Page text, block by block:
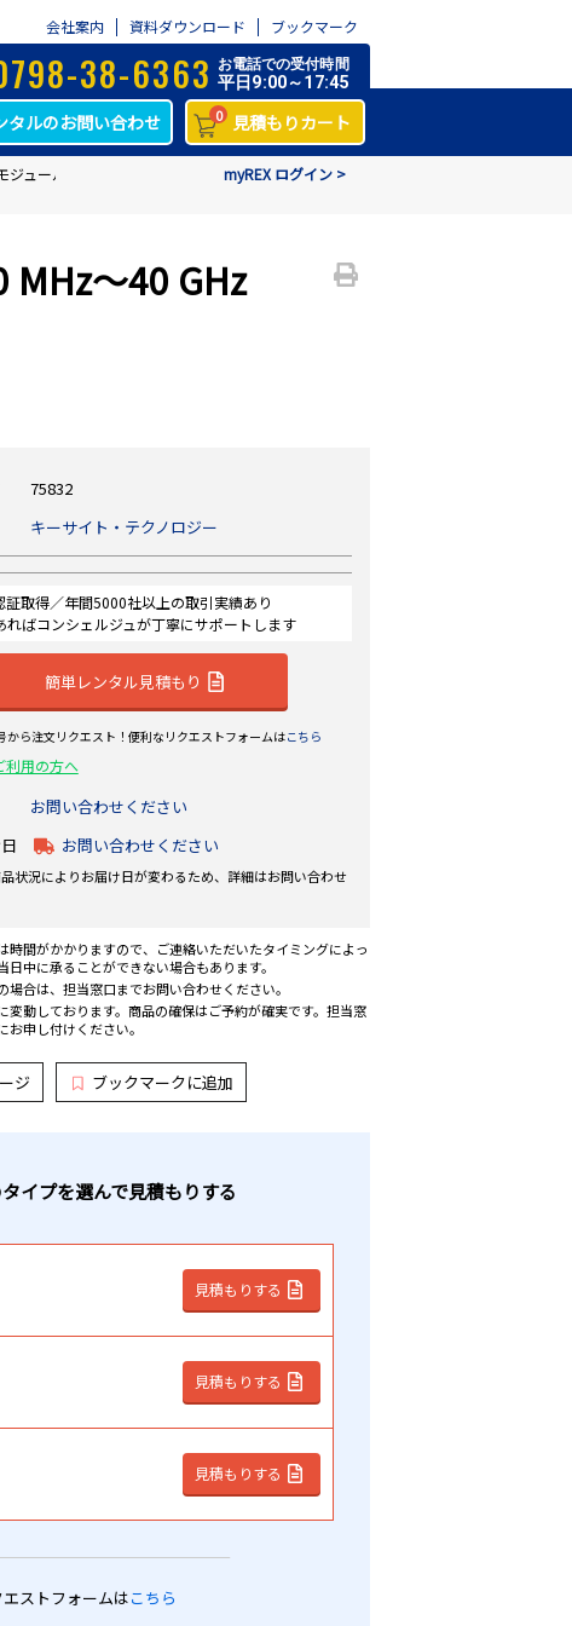
会社案内 資料ダウンロード ブックマーク
38-6363 お電話での受付時間
平日9:00～17:45
タルのお問い合わせ 0 見積もりカート
myREX ログイン >
ジュール、10 MHz～40 GHz N4692A
MHz～40 GHz
75832
キーサイト・テクノロジー
証取得／年間5000社以上の取引実績あり
ればコンシェルジュが丁寧にサポートします
簡単レンタル見積もり
から注文リクエスト！便利なリクエストフォームはこちら
利用の方へ
お問い合わせください
お問い合わせください
状況によりお届け日が変わるため、詳細はお問い合わせ
時間がかかりますので、ご連絡いただいたタイミングによっ
日中に承ることができない場合もあります。
場合は、担当窓口までお問い合わせください。
変動しております。商品の確保はご予約が確実です。担当窓
お申し付けください。
ジ ブックマークに追加
イプを選んで見積もりする
見積もりする
見積もりする
見積もりする
ストフォームはこちら